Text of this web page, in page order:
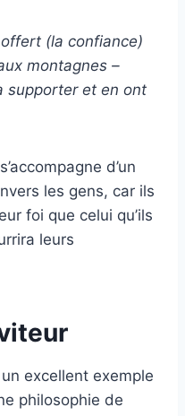
(la confiance)
montagnes –
supporter et en ont
d’un
les gens, car ils
foi que celui qu’ils
leurs
excellent exemple
philosophie de